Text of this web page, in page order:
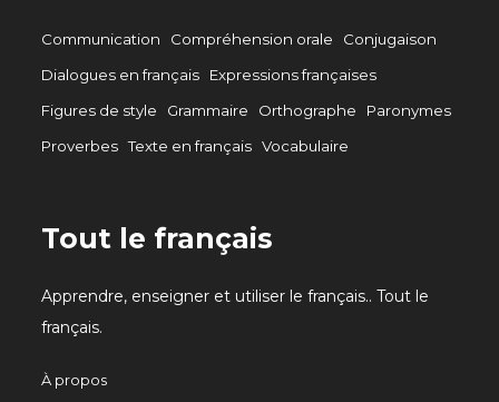
Communication Compréhension orale
Conjugaison
Dialogues en français
Expressions françaises
Figures de style
Grammaire Orthographe
Paronymes
Proverbes Texte en français Vocabulaire
Tout le français
Apprendre, enseigner et utiliser le français.. Tout le
français.
À propos